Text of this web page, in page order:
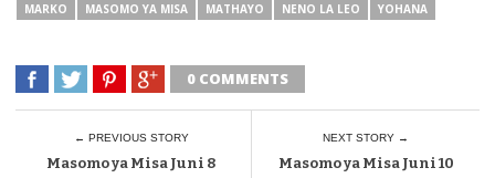
MARKO
MASOMO YA MISA MATHAYO NENO LA LEO YOHANA
0 COMMENTS
← PREVIOUS STORY
Masomo ya Misa Juni 8
NEXT STORY →
Masomo ya Misa Juni 10